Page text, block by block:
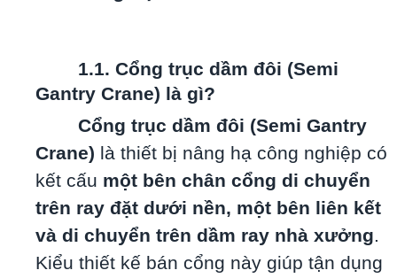
1.1. Cổng trục dầm đôi (Semi
Gantry Crane) là gì?
Cổng trục dầm đôi (Semi Gantry
Crane) là thiết bị nâng hạ công nghiệp có
kết cấu một bên chân cổng di chuyển
trên ray đặt dưới nền, một bên liên kết
và di chuyển trên dầm ray nhà xưởng.
Kiểu thiết kế bán cổng này giúp tận dụng